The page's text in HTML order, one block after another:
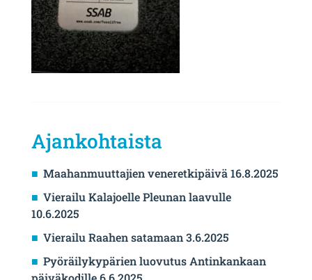
Ajankohtaista
Maahanmuuttajien veneretkipäivä 16.8.2025
Vierailu Kalajoelle Pleunan laavulle
10.6.2025
Vierailu Raahen satamaan 3.6.2025
Pyöräilykypärien luovutus Antinkankaan